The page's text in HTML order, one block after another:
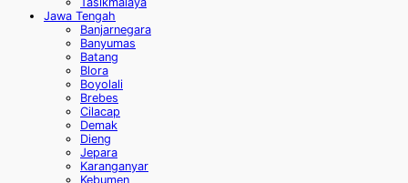
Jawa Tengah
Banjarnegara
Banyumas
Batang
Blora
Boyolali
Brebes
Cilacap
Demak
Dieng
Jepara
Karanganyar
Kebumen